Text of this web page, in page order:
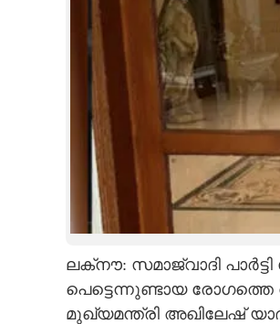
CARTOONS
ലക്‌നൗ: സമാജ്‌വാദി
പെട്ടെന്നുണ്ടായ
മുഖ്യമന്ത്രി അഖിലേഷ്